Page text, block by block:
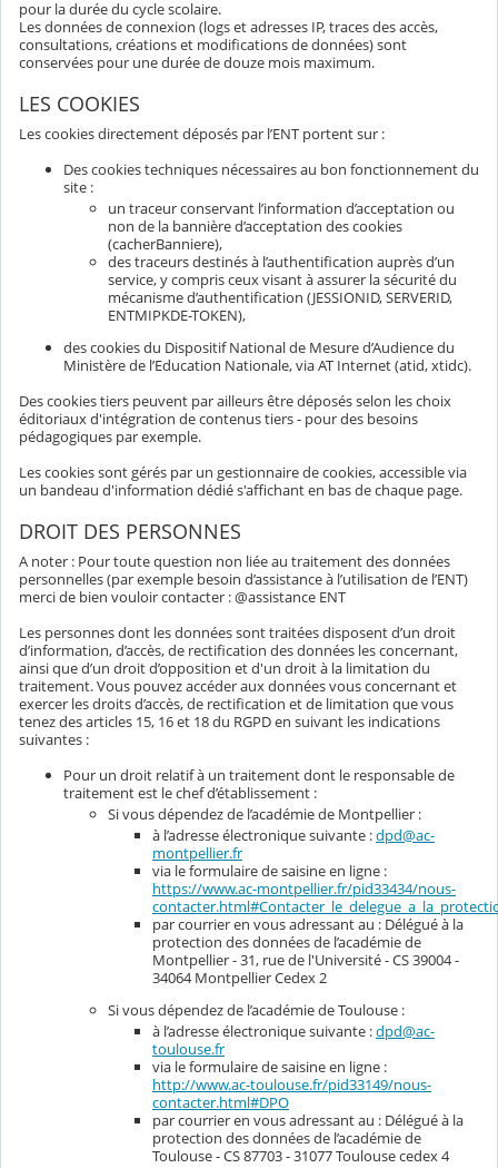
pour la durée du cycle scolaire.
Les données de connexion (logs et adresses IP, traces des accès,
consultations, créations et modifications de données) sont
conservées pour une durée de douze mois maximum.
LES COOKIES
Les cookies directement déposés par l’ENT portent sur :
Des cookies techniques nécessaires au bon fonctionnement du
site :
un traceur conservant l’information d’acceptation ou
non de la bannière d’acceptation des cookies
(cacherBanniere),
des traceurs destinés à l’authentification auprès d’un
service, y compris ceux visant à assurer la sécurité du
mécanisme d’authentification (JESSIONID, SERVERID,
ENTMIPKDE-TOKEN),
des cookies du Dispositif National de Mesure d’Audience du
Ministère de l’Education Nationale, via AT Internet (atid, xtidc).
Des cookies tiers peuvent par ailleurs être déposés selon les choix
éditoriaux d'intégration de contenus tiers - pour des besoins
pédagogiques par exemple.
Les cookies sont gérés par un gestionnaire de cookies, accessible via
un bandeau d'information dédié s'affichant en bas de chaque page.
DROIT DES PERSONNES
A noter : Pour toute question non liée au traitement des données
personnelles (par exemple besoin d’assistance à l’utilisation de l’ENT)
merci de bien vouloir contacter : @assistance ENT
Les personnes dont les données sont traitées disposent d’un droit
d’information, d’accès, de rectification des données les concernant,
ainsi que d’un droit d’opposition et d'un droit à la limitation du
traitement. Vous pouvez accéder aux données vous concernant et
exercer les droits d’accès, de rectification et de limitation que vous
tenez des articles 15, 16 et 18 du RGPD en suivant les indications
suivantes :
Pour un droit relatif à un traitement dont le responsable de
traitement est le chef d’établissement :
Si vous dépendez de l’académie de Montpellier :
à l’adresse électronique suivante :dpd@ac-
montpellier.fr
via le formulaire de saisine en ligne :
https://www.ac-montpellier.fr/pid33434/nous-
par courrier en vous adressant au : Délégué à la
protection des données de l’académie de
Montpellier - 31, rue de l'Université - CS 39004 -
34064 Montpellier Cedex 2
Si vous dépendez de l’académie de Toulouse :
à l’adresse électronique suivante :dpd@ac-
toulouse.fr
via le formulaire de saisine en ligne :
http://www.ac-toulouse.fr/pid33149/nous-
contacter.html#DPO
par courrier en vous adressant au : Délégué à la
protection des données de l’académie de
Toulouse - CS 87703 - 31077 Toulouse cedex 4